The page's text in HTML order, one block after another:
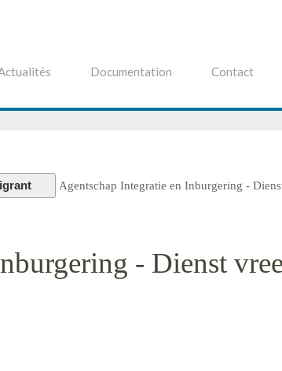
Documentation Contact
Agentschap Integratie en Inburgering -
- Dienst